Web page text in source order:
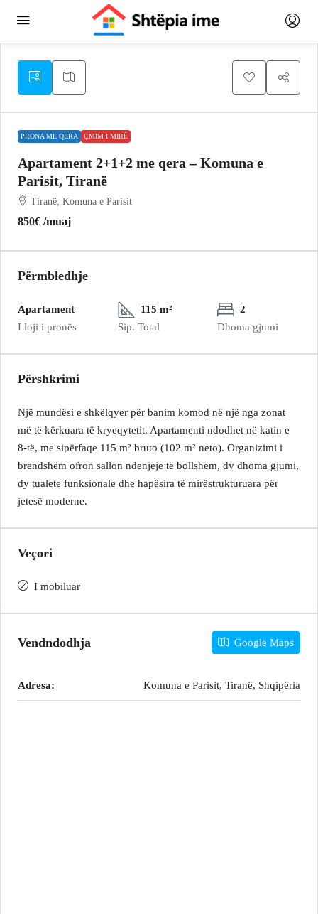
PRONA ME QERA ÇMIM I MIRË
Apartament 2+1+2 me qera – Komuna e
Parisit, Tiranë
Tiranë, Komuna e Parisit
850€ /muaj
Përmbledhje
Apartament
Lloji i pronës
115 m²
Sip. Total
2
Dhoma gjumi
Përshkrimi
Një mundësi e shkëlqyer për banim komod në një nga zonat
më të kërkuara të kryeqytetit. Apartamenti ndodhet në katin e
8‑të, me sipërfaqe 115 m² bruto (102 m² neto). Organizimi i
brendshëm ofron sallon ndenjeje të bollshëm, dy dhoma gjumi,
dy tualete funksionale dhe hapësira të mirëstrukturuara për
jetesë moderne.
Veçori
I mobiluar
Vendndodhja Google Maps
Adresa: Komuna e Parisit, Tiranë, Shqipëria